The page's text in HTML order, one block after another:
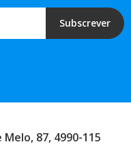
Subscrever
87, 4990-115